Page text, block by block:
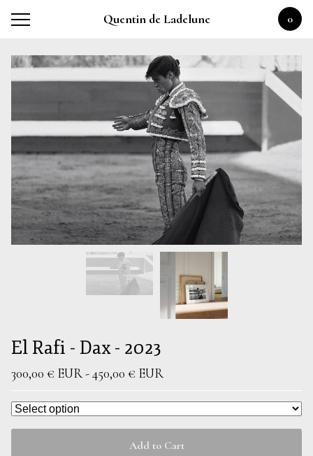
Quentin de Ladelune 0
El Rafi - Dax - 2023
300,00 € EUR-450,00 € EUR
Add to Cart